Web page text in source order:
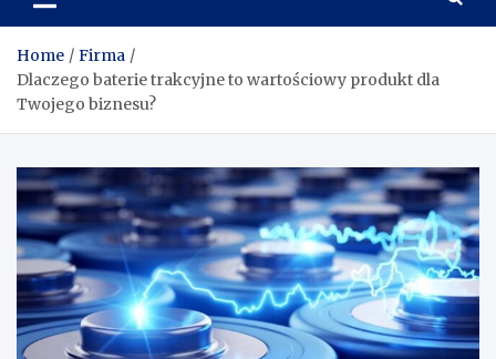
Home
Firma
Dlaczego baterie trakcyjne to wartościowy produkt dla
Twojego biznesu?